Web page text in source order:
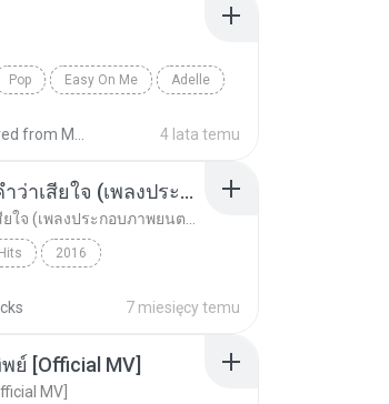
Pop Easy On Me Adelle
4 lata temu
อยากรัก ต้องไม่กลัวคำว่าเสียใจ (เพลงประกอบภาพยนตร์ รัก 7 ปี ดี 7 หน)
2016
7 miesięcy temu
ย์ [Official MV]
MV]